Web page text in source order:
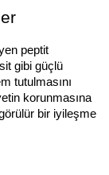
peptit
gibi güçlü
tutulmasını
korunmasına
bir iyileşme